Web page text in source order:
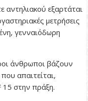
αντηλιακού εξαρτάται
μετρήσεις
γενναιόδωρη
άνθρωποι βάζουν
απαιτείται,
15 στην πράξη.